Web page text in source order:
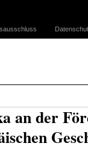
an der